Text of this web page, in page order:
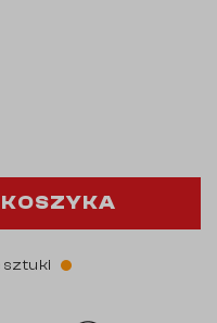
sztuki
KOSZYKA